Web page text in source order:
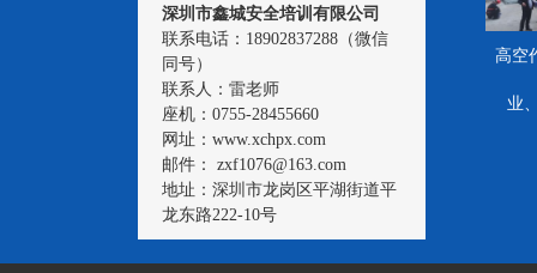
深圳市鑫城安全培训有限公司
联系电话：18902837288（微信
同号）
联系人：雷老师
座机：0755-28455660
网址：www.xchpx.com
邮件： zxf1076@163.com
地址：深圳市龙岗区平湖街道平
龙东路222-10号
高空
业